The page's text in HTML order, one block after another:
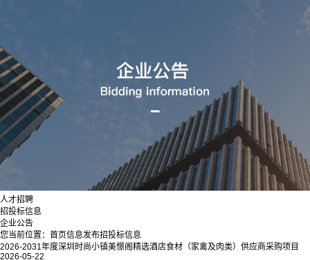
人才招聘
招投标信息
企业公告
您当前位置： 首页信息发布招投标信息
2026-2031年度深圳时尚小镇美憬阁精选酒店食材（家禽及肉类）供应商采购项目
2026-05-22